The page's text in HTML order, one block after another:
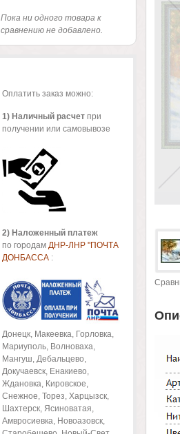
Пока ни одного товара к
сравнению не добавлено.
Оплатить заказ можно:
1) Наличный расчетпри
получении или самовывозе
2) Наложенный платеж
по городам ДНР-ЛНР "ПОЧТА
ДОНБАССА:
Донецк, Макеевка, Горловка,
Мариуполь, Волноваха,
Мангуш, Дебальцево,
Докучаевск, Енакиево,
Ждановка, Кировское,
Снежное, Торез, Харцызск,
Шахтерск, Ясиноватая,
Амвросиевка, Новоазовск,